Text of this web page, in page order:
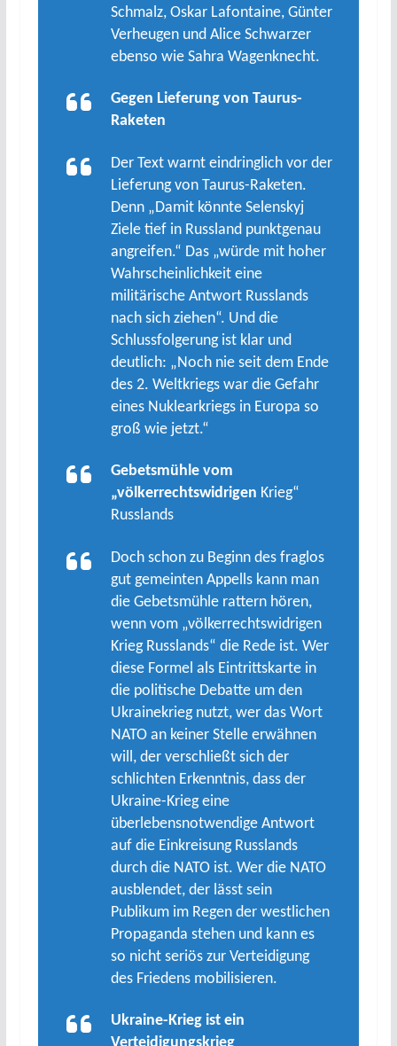
Schmalz, Oskar Lafontaine, Günter
Verheugen und Alice Schwarzer
ebenso wie Sahra Wagenknecht.
Gegen Lieferung von Taurus-
Raketen
Der Text warnt eindringlich vor der
Lieferung von Taurus-Raketen.
Denn „Damit könnte Selenskyj
Ziele tief in Russland punktgenau
angreifen.“ Das „würde mit hoher
Wahrscheinlichkeit eine
militärische Antwort Russlands
nach sich ziehen“. Und die
Schlussfolgerung ist klar und
deutlich: „Noch nie seit dem Ende
des 2. Weltkriegs war die Gefahr
eines Nuklearkriegs in Europa so
groß wie jetzt.“
Gebetsmühle vom
„völkerrechtswidrigen Krieg“
Russlands
Doch schon zu Beginn des fraglos
gut gemeinten Appells kann man
die Gebetsmühle rattern hören,
wenn vom „völkerrechtswidrigen
Krieg Russlands“ die Rede ist. Wer
diese Formel als Eintrittskarte in
die politische Debatte um den
Ukrainekrieg nutzt, wer das Wort
NATO an keiner Stelle erwähnen
will, der verschließt sich der
schlichten Erkenntnis, dass der
Ukraine-Krieg eine
überlebensnotwendige Antwort
auf die Einkreisung Russlands
durch die NATO ist. Wer die NATO
ausblendet, der lässt sein
Publikum im Regen der westlichen
Propaganda stehen und kann es
so nicht seriös zur Verteidigung
des Friedens mobilisieren.
Ukraine-Krieg ist ein